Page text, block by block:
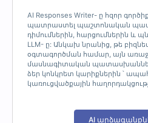
AI Responses Writer- ը հզոր
պատրաստել պաշտոնական
դիմումներին, հարցումներին և
LLM- ը: Անկախ նրանից, թե
օգտագործման համար, այն
մասնագիտական
ձեր կոնկրետ կարիքներին ՝
կառուցվածքային
AI